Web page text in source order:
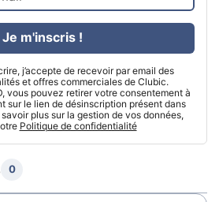
j’accepte de recevoir par email des
et offres commerciales de Clubic.
vous pouvez retirer votre consentement à
sur le lien de désinscription présent dans
plus sur la gestion de vos données,
Politique de confidentialité
Je m'inscris !
0